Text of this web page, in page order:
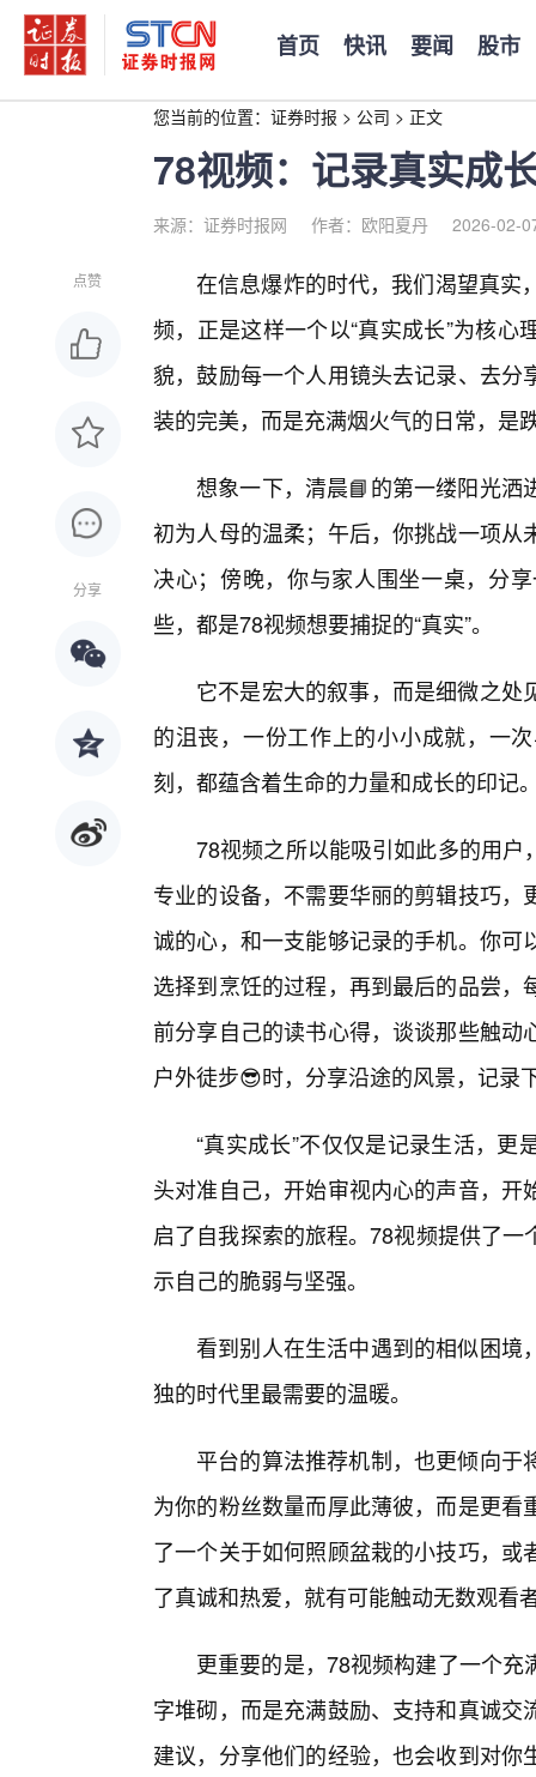
首页 快讯 要闻 股市
您当前的位置： 证券时报 > 公司 > 正文
78视频：记录真实成
来源：证券时报网 作者：欧阳夏丹 2026-02-
点赞
分享
在信息爆炸的时代，我们渴望真实
频，正是这样一个以“真实成长”为核
貌，鼓励每一个人用镜头去记录、去
装的完美，而是充满烟火气的日常，是
想象一下，清晨📘的第一缕阳光洒
初为人母的温柔；午后，你挑战一项
决心；傍晚，你与家人围坐一桌，分
些，都是78视频想要捕捉的“真实”。
它不是宏大的叙事，而是细微之
的沮丧，一份工作上的小小成就，一
刻，都蕴含着生命的力量和成长的印记
78视频之所以能吸引如此多的用
专业的设备，不需要华丽的剪辑技巧
诚的心，和一支能够记录的手机。你
选择到烹饪的过程，再到最后的品尝
前分享自己的读书心得，谈谈那些触
户外徒步😎时，分享沿途的风景，记录
“真实成长”不仅仅是记录生活，
头对准自己，开始审视内心的声音，
启了自我探索的旅程。78视频提供了
示自己的脆弱与坚强。
看到别人在生活中遇到的相似困境
独的时代里最需要的温暖。
平台的算法推荐机制，也更倾向
为你的粉丝数量而厚此薄彼，而是更
了一个关于如何照顾盆栽的小技巧，
了真诚和热爱，就有可能触动无数观看
更重要的是，78视频构建了一个
字堆砌，而是充满鼓励、支持和真诚
建议，分享他们的经验，也会收到对